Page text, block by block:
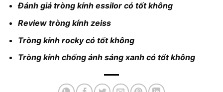
Đánh giá tròng kính essilor có tốt không
Review tròng kính zeiss
Tròng kính rocky có tốt không
Tròng kính chống ánh sáng xanh có tốt không